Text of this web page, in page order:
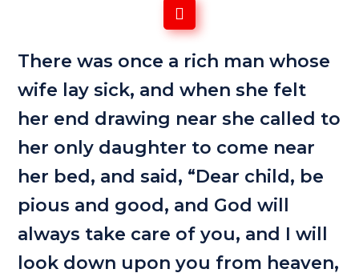
There was once a rich man whose
wife lay sick, and when she felt
her end drawing near she called to
her only daughter to come near
her bed, and said, “Dear child, be
pious and good, and God will
always take care of you, and I will
look down upon you from heaven,